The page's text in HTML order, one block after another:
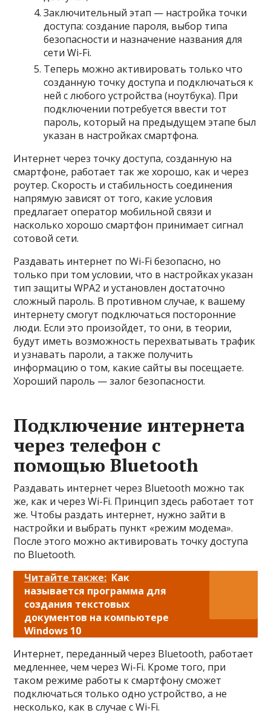
Заключительный этап — настройка точки
доступа: создание пароля, выбор типа
безопасности и назначение названия для
сети Wi-Fi.
Теперь можно активировать только что
созданную точку доступа и подключаться к
ней с любого устройства (ноутбука). При
подключении потребуется ввести тот
пароль, который на предыдущем этапе был
указан в настройках смартфона.
Интернет через точку доступа, созданную на
смартфоне, работает так же хорошо, как и через
роутер. Скорость и стабильность соединения
напрямую зависят от того, какие условия
предлагает оператор мобильной связи и
насколько хорошо смартфон принимает сигнал
сотовой сети.
Раздавать интернет по Wi-Fi безопасно, но
только при том условии, что в настройках указан
тип защиты WPA2 и установлен достаточно
сложный пароль. В противном случае, к вашему
интернету смогут подключаться посторонние
люди. Если это произойдет, то они, в теории,
будут иметь возможность перехватывать трафик
и узнавать пароли, а также получить
информацию о том, какие сайты вы посещаете.
Хороший пароль — залог безопасности.
Подключение интернета
через телефон с
помощью Bluetooth
Раздавать интернет через Bluetooth можно так
же, как и через Wi-Fi. Принцип здесь работает тот
же. Чтобы раздать интернет, нужно зайти в
настройки и выбрать пункт «режим модема».
После этого можно активировать точку доступа
по Bluetooth.
Читайте также: Как
называется программа для
создания текстовых
документов на компьютере
Windows 10
Интернет, переданный через Bluetooth, работает
медленнее, чем через Wi-Fi. Кроме того, при
таком режиме работы к смартфону сможет
подключаться только одно устройство, а не
несколько, как в случае с Wi-Fi.